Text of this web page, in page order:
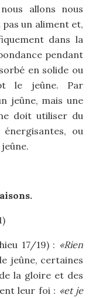
allons nous
pas un aliment et,
dans la
pendant
en solide ou
le jeûne. Par
jeûne, mais une
doit utiliser du
ou
17/19) : «Rien
jeûne, certaines
la gloire et des
leur foi : «et je